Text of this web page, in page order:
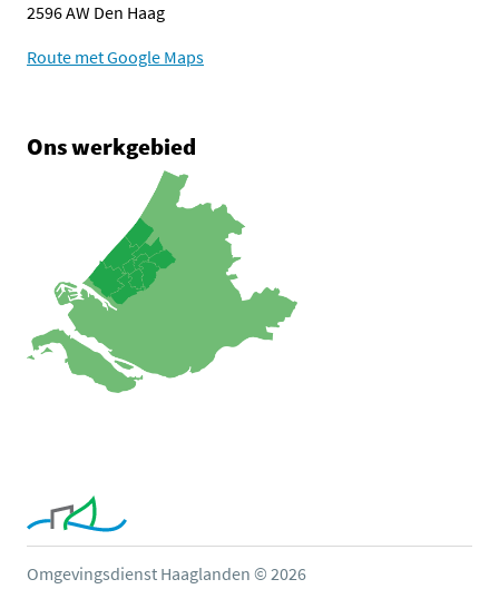
2596 AW Den Haag
Route met Google Maps
Ons werkgebied
Omgevingsdienst Haaglanden © 2026